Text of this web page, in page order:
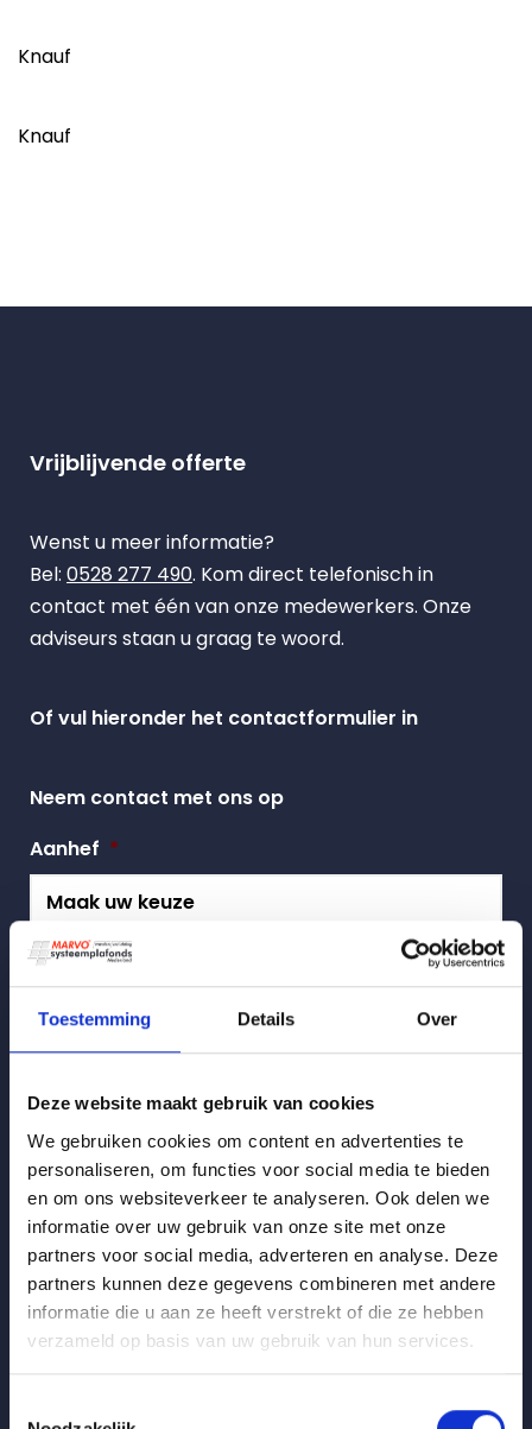
Toestemming Details Over
Deze website maakt gebruik van cookies
We gebruiken cookies om content en advertenties te
personaliseren, om functies voor social media te bieden
en om ons websiteverkeer te analyseren. Ook delen we
informatie over uw gebruik van onze site met onze
partners voor social media, adverteren en analyse. Deze
partners kunnen deze gegevens combineren met andere
informatie die u aan ze heeft verstrekt of die ze hebben
verzameld op basis van uw gebruik van hun services.
Knauf
Knauf
Vrijblijvende offerte
Wenst u meer informatie?
Bel: 0528 277 490. Kom direct telefonisch in
contact met één van onze medewerkers. Onze
adviseurs staan u graag te woord.
Of vul hieronder het contactformulier in
Neem contact met ons op
Aanhef *
Naam *
Adres: *
Woonplaats: *